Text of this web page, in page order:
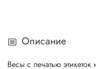
Описание
Весы с печатью